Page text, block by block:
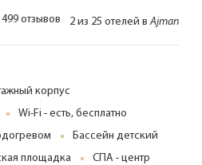
499 отзывов 2 из 25 отелей вAjman
корпус
Wi-Fi - есть, бесплатно
Бассейн детский
площадка
СПА - центр